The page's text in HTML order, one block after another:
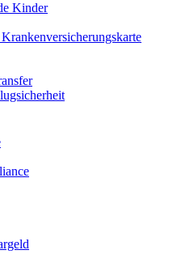
Kinder